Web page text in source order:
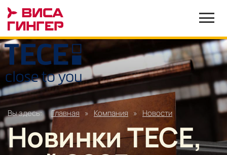
Вы здесь:Главная » Компания » Новости
Новинки TECE,